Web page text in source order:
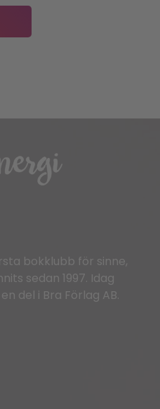
bokklubb för sinne,
sedan 1997. Idag
del i Bra Förlag AB.